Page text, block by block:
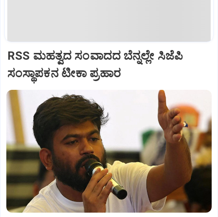
RSS ಮಹತ್ವದ ಸಂವಾದದ ಬೆನ್ನಲ್ಲೇ ಸಿಜೆಪಿ
ಸಂಸ್ಥಾಪಕನ ಟೀಕಾ ಪ್ರಹಾರ